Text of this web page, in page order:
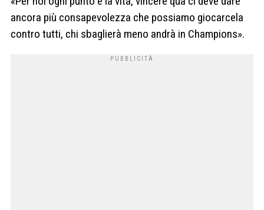
ancora più consapevolezza che possiamo giocarcela
contro tutti, chi sbaglierà meno andrà in Champions».